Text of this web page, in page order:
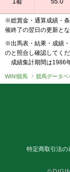
※総賞金・通算成績・
催終了の翌日の更新とな
※出馬表・結果・成績
のと照合し確認してくだ
成績集計期間は1986
WIN!競馬 競馬データベ
特定商取引法の